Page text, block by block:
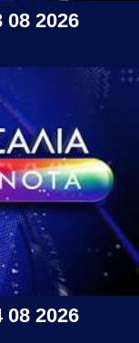
2026
2026